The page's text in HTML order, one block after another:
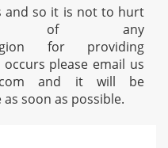
and so it is not to hurt
of any
for providing
please email us
and it will be
soon as possible.